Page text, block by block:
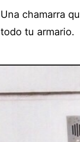
Una chamarra
todo tu armario.